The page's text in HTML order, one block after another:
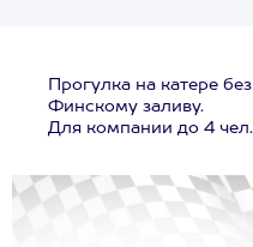
Прогулка на катере
Финскому заливу.
Для компании до 4